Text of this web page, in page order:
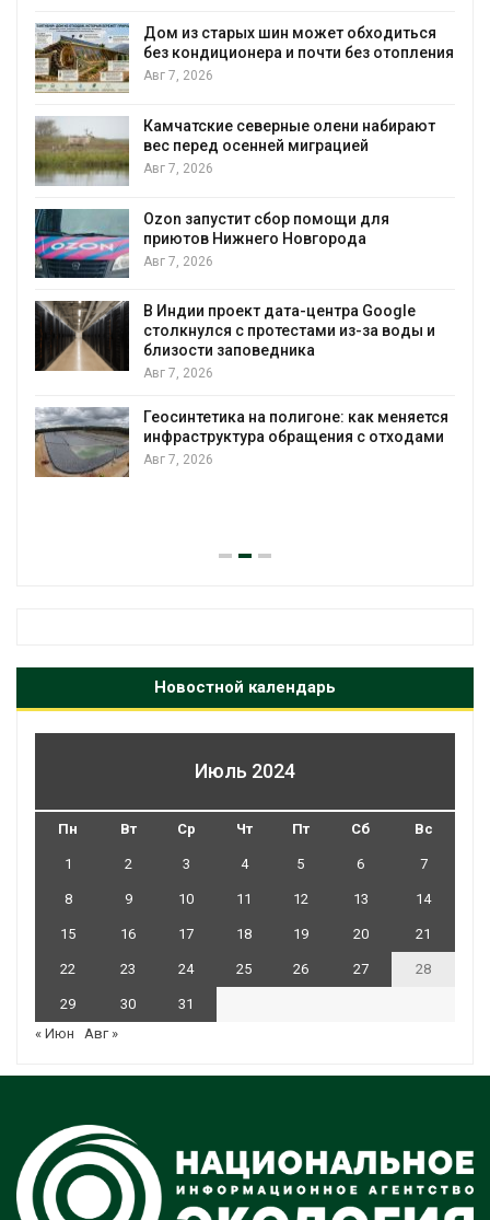
Дом из старых шин может обходиться
без кондиционера и почти без отопления
Авг 7, 2026
Камчатские северные олени набирают
вес перед осенней миграцией
Авг 7, 2026
Ozon запустит сбор помощи для
приютов Нижнего Новгорода
Авг 7, 2026
В Индии проект дата-центра Google
столкнулся с протестами из-за воды и
близости заповедника
Авг 7, 2026
Геосинтетика на полигоне: как меняется
инфраструктура обращения с отходами
Авг 7, 2026
Новостной календарь
Июль 2024
Пн Вт Ср Чт Пт Сб Вс
1 2 3 4 5 6 7
8 9 10 11 12 13 14
15 16 17 18 19 20 21
22 23 24 25 26 27 28
29 30
31
« Июн
Авг »